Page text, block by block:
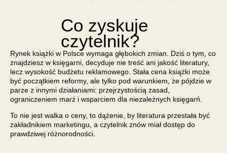
Co zyskuje
czytelnik?
Rynek książki w Polsce wymaga głębokich zmian. Dziś o tym, co
znajdziesz w księgarni, decyduje nie treść ani jakość literatury,
lecz wysokość budżetu reklamowego. Stała cena książki może
być początkiem reformy, ale tylko pod warunkiem, że pójdzie w
parze z innymi działaniami: przejrzystością zasad,
ograniczeniem marż i wsparciem dla niezależnych księgarń.
To nie jest walka o ceny, to dążenie, by literatura przestała być
zakładnikiem marketingu, a czytelnik znów miał dostęp do
prawdziwej różnorodności.